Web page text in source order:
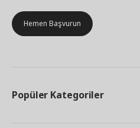
Hemen Başvurun
Popüler Kategoriler